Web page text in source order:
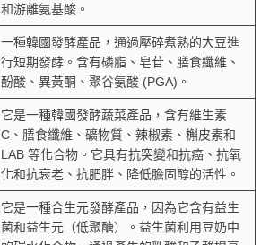
和游離氨基酸。
一種韓國發酵產品，通過壓碎煮熟的大豆進
行短期發酵。含有磷脂、皂苷、膳食纖維、
酚酸、異黃酮、聚谷氨酸 (PGA)。
它是一種韓國發酵蔬菜產品，含有維生素
C、膳食纖維、礦物質、辣椒素、槲皮素和
LAB 等化合物。它具有抗突變和抗癌、抗氧
化和抗衰老、抗肥胖、降低膽固醇的活性。
它是一種合生元發酵產品，因為它含有益生
菌和益生元（低聚醣）。益生菌利用豆奶中